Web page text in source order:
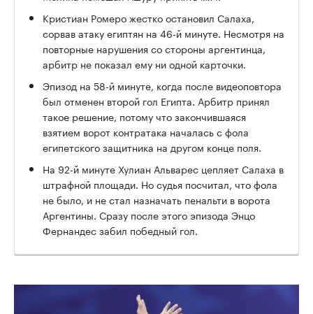
Кристиан Ромеро жестко остановил Салаха,
сорвав атаку египтян на 46-й минуте. Несмотря на
повторные нарушения со стороны аргентинца,
арбитр не показал ему ни одной карточки.
Эпизод на 58-й минуте, когда после видеоповтора
был отменен второй гол Египта. Арбитр принял
такое решение, потому что закончившаяся
взятием ворот контратака началась с фола
египетского защитника на другом конце поля.
На 92-й минуте Хулиан Альварес цепляет Салаха в
штрафной площади. Но судья посчитал, что фола
не было, и не стал назначать пенальти в ворота
Аргентины. Сразу после этого эпизода Энцо
Фернандес забил победный гол.